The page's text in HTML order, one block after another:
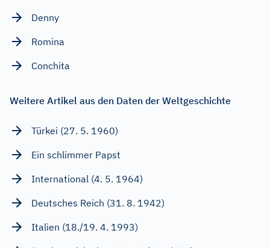
Denny
Romina
Conchita
Weitere Artikel aus den Daten der Weltgeschichte
Türkei (27. 5. 1960)
Ein schlimmer Papst
International (4. 5. 1964)
Deutsches Reich (31. 8. 1942)
Italien (18./19. 4. 1993)